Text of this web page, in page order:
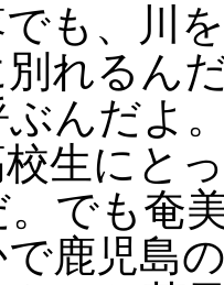
も、川
別れるん
んだよ
生にと
でも奄
鹿児島